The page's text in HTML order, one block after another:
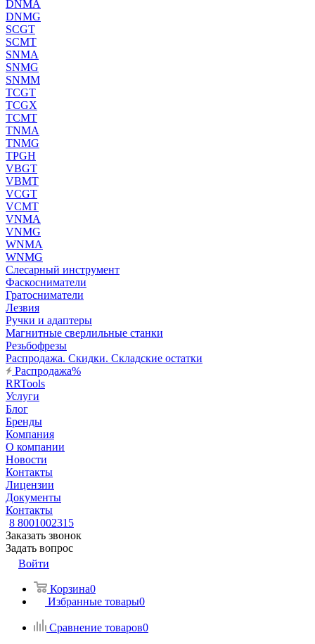
DNMA
DNMG
SCGT
SCMT
SNMA
SNMG
SNMM
TCGT
TCGX
TCMT
TNMA
TNMG
TPGH
VBGT
VBMT
VCGT
VCMT
VNMA
VNMG
WNMA
WNMG
Слесарный инструмент
Фаскосниматели
Гратосниматели
Лезвия
Ручки и адаптеры
Магнитные сверлильные станки
Резьбофрезы
Распродажа. Скидки. Складские остатки
Распродажа%
RRTools
Услуги
Блог
Бренды
Компания
О компании
Новости
Контакты
Лицензии
Документы
Контакты
8 8001002315
Заказать звонок
Задать вопрос
Войти
Корзина0
Избранные товары0
Сравнение товаров0